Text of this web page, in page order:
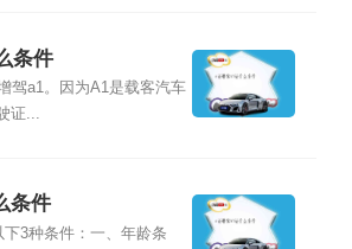
条件
驾a1。因为A1是载客汽车
证...
条件
3种条件：一、年龄条